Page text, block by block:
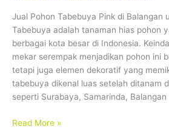
Jual Pohon Tabebuya Pink di Balangan
Tabebuya adalah tanaman hias pohon
berbagai kota besar di Indonesia.
mekar serempak menjadikan pohon ini
tetapi juga elemen dekoratif yang
tabebuya dikenal luas setelah ditanam
seperti Surabaya, Samarinda,
Ukuran
Lengkap,
Siap
Tanam
Read More »